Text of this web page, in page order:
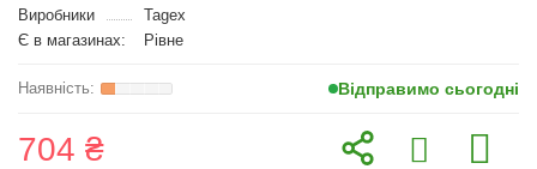
Виробники
Tagex
Є в магазинах:
Рівне
Відправимо сьогодні
704 ₴